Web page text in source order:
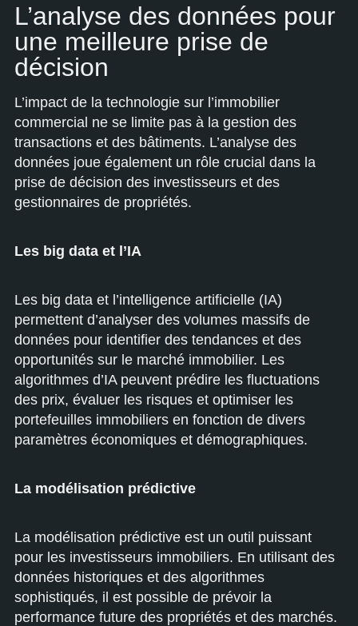
L’analyse des données pour
une meilleure prise de
décision
L’impact de la technologie sur l’immobilier
commercial ne se limite pas à la gestion des
transactions et des bâtiments. L’analyse des
données joue également un rôle crucial dans la
prise de décision des investisseurs et des
gestionnaires de propriétés.
Les big data et l’IA
Les big data et l’intelligence artificielle (IA)
permettent d’analyser des volumes massifs de
données pour identifier des tendances et des
opportunités sur le marché immobilier. Les
algorithmes d’IA peuvent prédire les fluctuations
des prix, évaluer les risques et optimiser les
portefeuilles immobiliers en fonction de divers
paramètres économiques et démographiques.
La modélisation prédictive
La modélisation prédictive est un outil puissant
pour les investisseurs immobiliers. En utilisant des
données historiques et des algorithmes
sophistiqués, il est possible de prévoir la
performance future des propriétés et des marchés.